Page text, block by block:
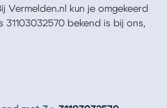
Vermelden.nl kun je omgekeerd
31103032570 bekend is bij ons,